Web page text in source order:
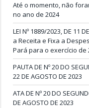
Até o momento, não
no ano de 2024
LEI Nº 1889/2023, DE 11
a Receita e Fixa a
Pará para o exercício de
PAUTA DE Nº 20 DO
22 DE AGOSTO DE 2023
ATA DE Nº 20 DO
DE AGOSTO DE 2023